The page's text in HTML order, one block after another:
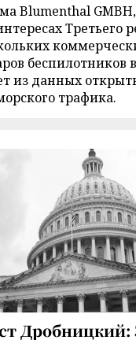
Blumenthal
Третьего
беспилотников
из данных
трафика.
Дробницкий: